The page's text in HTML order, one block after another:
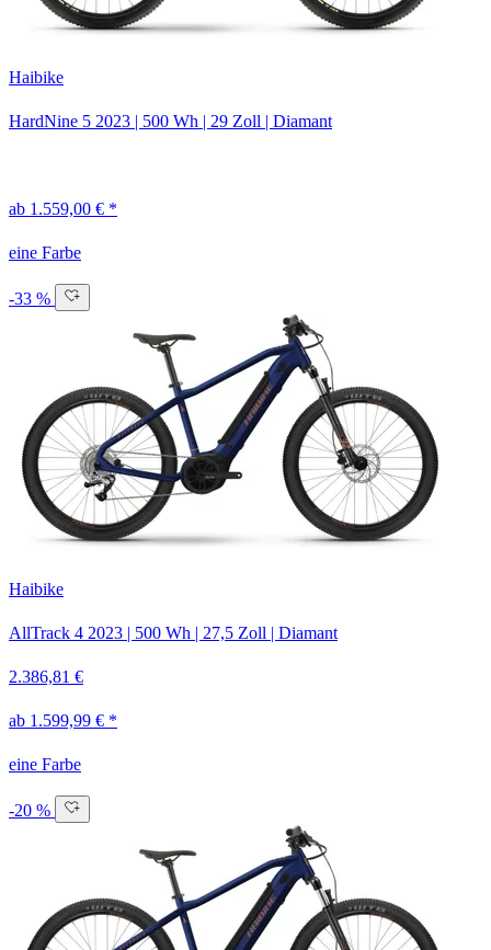
Haibike
HardNine 5 2023 | 500 Wh | 29 Zoll | Diamant
ab 1.559,00 € *
eine Farbe
-33 %
Haibike
AllTrack 4 2023 | 500 Wh | 27,5 Zoll | Diamant
2.386,81 €
ab 1.599,99 € *
eine Farbe
-20 %